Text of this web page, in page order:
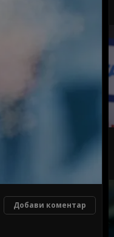
Добави коментар